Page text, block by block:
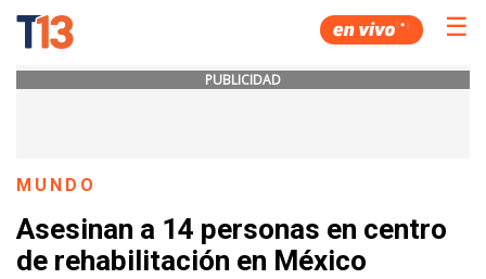
☰
PUBLICIDAD
MUNDO
Asesinan a 14 personas en centro
de rehabilitación en México